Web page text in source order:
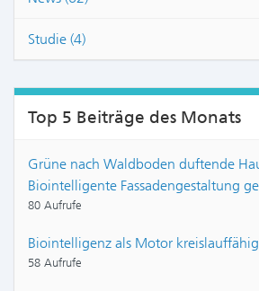
Studie (4)
Top 5 Beiträge des Monats
Grüne nach Waldboden duftende
Biointelligente Fassadengestaltung
80 Aufrufe
Biointelligenz als Motor
58 Aufrufe